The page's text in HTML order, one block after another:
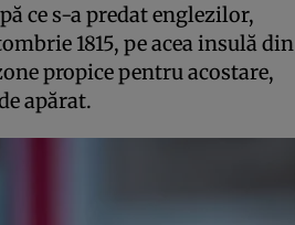
ce s-a predat englezilor,
1815, pe acea insulă din
propice pentru acostare,
apărat.